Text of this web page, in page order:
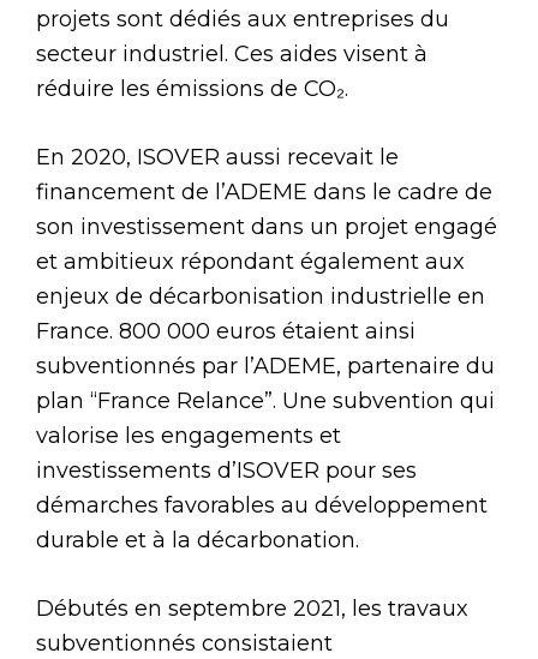
projets sont dédiés aux entreprises du
secteur industriel. Ces aides visent à
réduire les émissions de CO₂.
En 2020, ISOVER aussi recevait le
financement de l’ADEME dans le cadre de
son investissement dans un projet engagé
et ambitieux répondant également aux
enjeux de décarbonisation industrielle en
France. 800 000 euros étaient ainsi
subventionnés par l’ADEME, partenaire du
plan “France Relance”. Une subvention qui
valorise les engagements et
investissements d’ISOVER pour ses
démarches favorables au développement
durable et à la décarbonation.
Débutés en septembre 2021, les travaux
subventionnés consistaient